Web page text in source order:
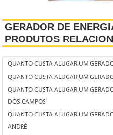
GERADOR DE
PRODUTOS
QUANTO CUSTA ALUGAR UM
QUANTO CUSTA ALUGAR UM
QUANTO CUSTA ALUGAR UM
DOS CAMPOS
QUANTO CUSTA ALUGAR UM
ANDRÉ